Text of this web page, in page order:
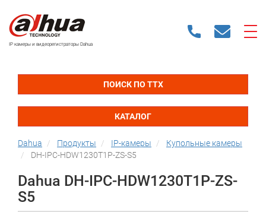
IP камеры и видеорегистраторы Dahua
ПОИСК ПО ТТХ
КАТАЛОГ
Dahua Продукты IP-камеры
Купольные камеры
DH-IPC-HDW1230T1P-ZS-S5
Dahua DH-IPC-HDW1230T1P-ZS-
S5